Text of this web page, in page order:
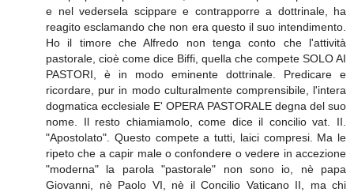
e nel vedersela scippare e contrapporre a dottrinale, ha
reagito esclamando che non era questo il suo intendimento.
Ho il timore che Alfredo non tenga conto che l'attività
pastorale, cioè come dice Biffi, quella che compete SOLO AI
PASTORI, è in modo eminente dottrinale. Predicare e
ricordare, pur in modo culturalmente comprensibile, l'intera
dogmatica ecclesiale E' OPERA PASTORALE degna del suo
nome. Il resto chiamiamolo, come dice il concilio vat. II.
"Apostolato". Questo compete a tutti, laici compresi. Ma le
ripeto che a capir male o confondere o vedere in accezione
"moderna" la parola "pastorale" non sono io, nè papa
Giovanni, nè Paolo VI, nè il Concilio Vaticano II, ma chi